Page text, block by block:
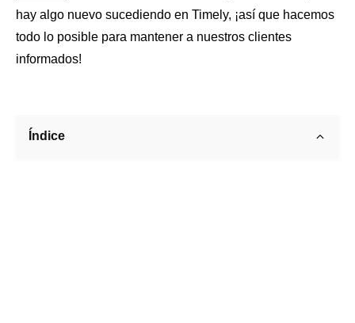
hay algo nuevo sucediendo en Timely, ¡así que hacemos
todo lo posible para mantener a nuestros clientes
informados!
Índice